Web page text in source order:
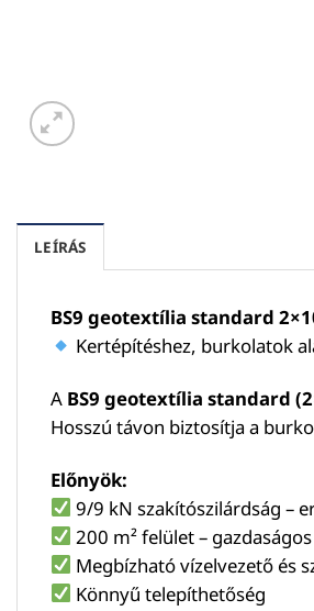
LEÍRÁS
BS9 geotextília standard
Kertépítéshez, burkolatok
A BS9 geotextília standard
Hosszú távon biztosítja a
Előnyök:
9/9 kN szakítószilárdság –
200 m² felület –
Megbízható vízelvezető és
Könnyű telepíthetőség